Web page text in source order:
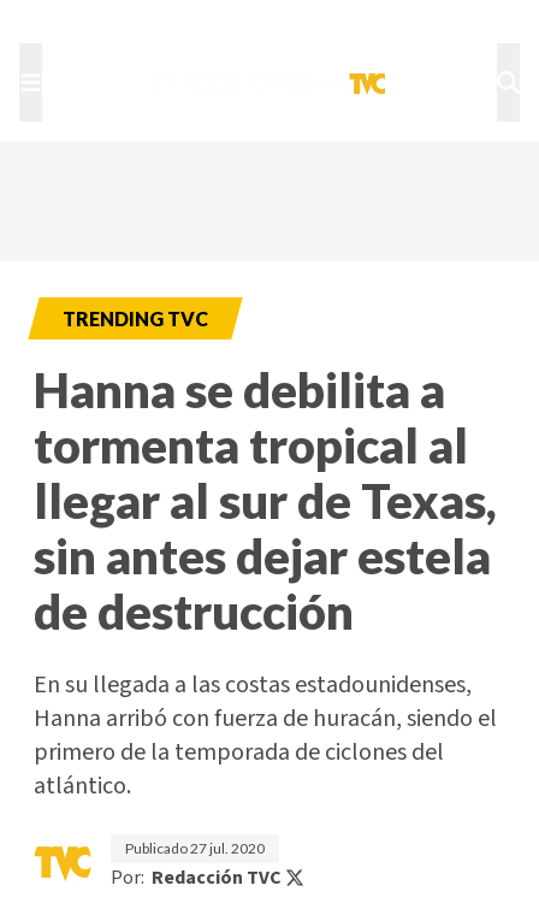
TRENDING TVC
Hanna se debilita a
tormenta tropical al
llegar al sur de Texas,
sin antes dejar estela
de destrucción
En su llegada a las costas estadounidenses,
Hanna arribó con fuerza de huracán, siendo el
primero de la temporada de ciclones del
atlántico.
Publicado27 jul. 2020
Por: Redacción TVC